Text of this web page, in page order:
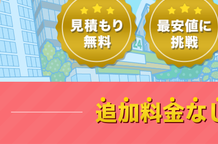
追加料金な